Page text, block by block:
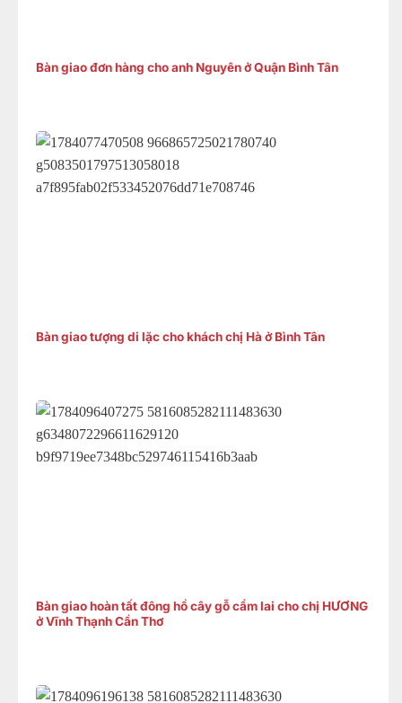
Bàn giao đơn hàng cho anh Nguyên ở Quận Bình Tân
Bàn giao tượng di lặc cho khách chị Hà ở Bình Tân
Bàn giao hoàn tất đông hồ cây gỗ cẩm lai cho chị HƯƠNG
ở Vĩnh Thạnh Cần Thơ